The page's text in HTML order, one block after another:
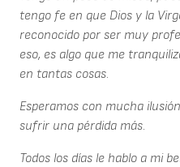
tengo fe en que Dios y la
reconocido por ser muy
eso, es algo que me
en tantas cosas.
Esperamos con mucha
sufrir una pérdida más.
Todos los días le hablo a mi